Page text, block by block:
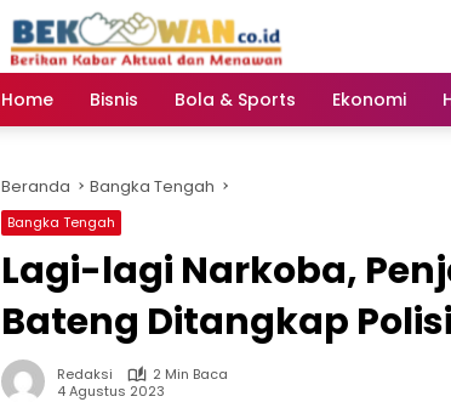
Home
Bisnis Bola & Sports Ekonomi
Beranda Bangka Tengah
Bangka Tengah
Lagi-lagi Narkoba,
Bateng Ditangkap Polisi
Redaksi
2 Min Baca
4 Agustus 2023